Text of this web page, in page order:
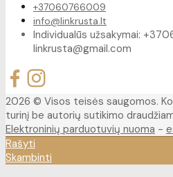
+37060766009
info@linkrusta.lt
Individualūs užsakymai:
linkrusta@gmail.com
2026 © Visos teisės saugomos.
turinį be autorių sutikimo
Elektroninių parduotuvių nuoma -
Rašyti
Skambinti